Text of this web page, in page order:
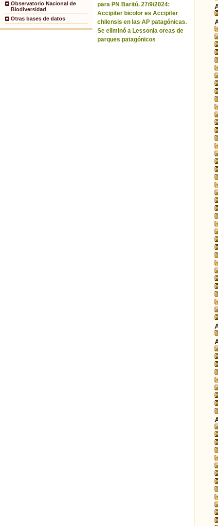
Observatorio Nacional de
Biodiversidad
Otras bases de datos
para PN Baritú. 27/9/2024:
Accipiter bicolor es Accipiter
chilensis en las AP patagónicas.
Se eliminó a Lessonia oreas de
parques patagónicos